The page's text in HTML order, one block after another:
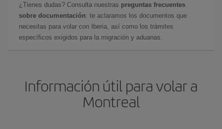
¿Tienes dudas? Consulta nuestras preguntas frecuentes
sobre documentación: te aclaramos los documentos que
necesitas para volar con Iberia, así como los trámites
específicos exigidos para la migración y aduanas.
Información útil para volar a
Montreal